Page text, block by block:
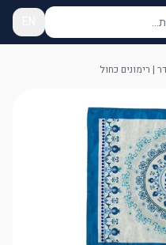
| רימונים כחול